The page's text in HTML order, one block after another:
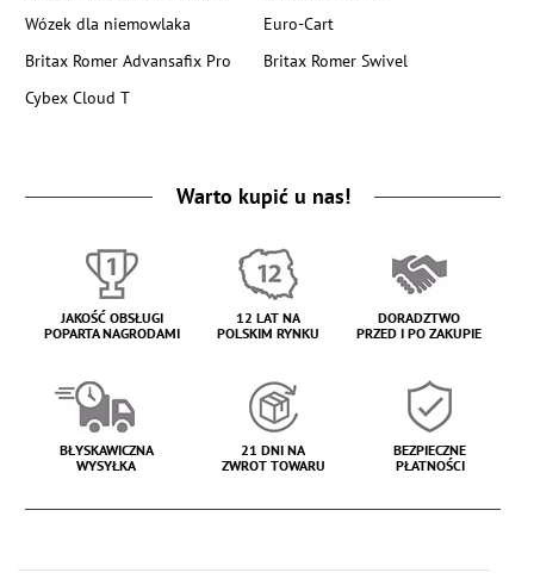
Wózek dla niemowlaka
Euro-Cart
Britax Romer Advansafix Pro
Britax Romer Swivel
Cybex Cloud T
Warto kupić u nas!
JAKOŚĆ OBSŁUGI
POPARTA NAGRODAMI
12 LAT NA
POLSKIM RYNKU
DORADZTWO
PRZED I PO ZAKUPIE
BŁYSKAWICZNA
WYSYŁKA
21 DNI NA
ZWROT TOWARU
BEZPIECZNE
PŁATNOŚCI